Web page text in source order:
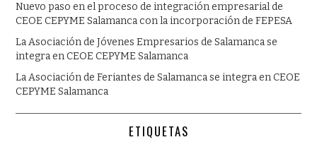
Nuevo paso en el proceso de integración empresarial de
CEOE CEPYME Salamanca con la incorporación de FEPESA
La Asociación de Jóvenes Empresarios de Salamanca se
integra en CEOE CEPYME Salamanca
La Asociación de Feriantes de Salamanca se integra en CEOE
CEPYME Salamanca
ETIQUETAS